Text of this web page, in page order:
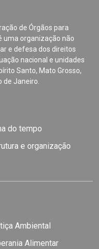
de Órgãos para
uma organização não
e defesa dos direitos
nacional e unidades
Santo, Mato Grosso,
de Janeiro.
do tempo
e organização
Ambiental
Alimentar